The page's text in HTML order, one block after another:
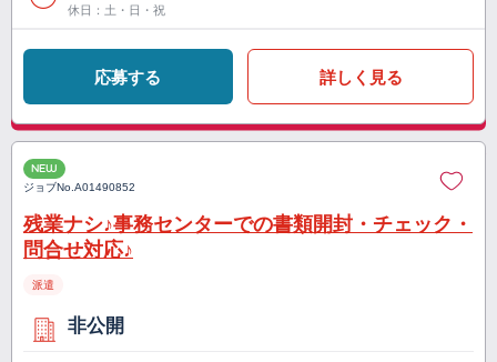
休日：土・日・祝
応募する 詳しく見る
NEW
ジョブNo.A01490852
残業ナシ♪事務センターでの書類開封・チェック・
問合せ対応♪
派遣
非公開